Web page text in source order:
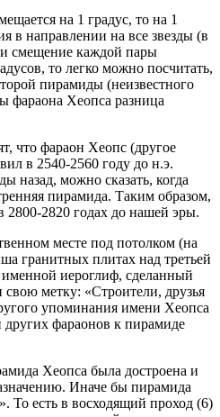
на 1 градус, то на 1
в направлении на все звезды (в
смещение каждой пары
то легко можно посчитать,
пирамиды (неизвестного
фараона Хеопса разница
что фараон Хеопс (другое
в 2540-2560 году до н.э.
назад, можно сказать, когда
пирамида. Таким образом,
2800-2820 годах до нашей эры.
месте под потолком (на
гранитных плитах над третьей
именной иероглиф, сделанный
метку: «Строители, друзья
упоминания имени Хеопса
фараонов к пирамиде
Хеопса была достроена и
Иначе бы пирамида
То есть в восходящий проход (6)